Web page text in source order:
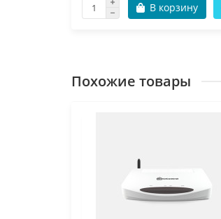
В корзину
Похожие товары